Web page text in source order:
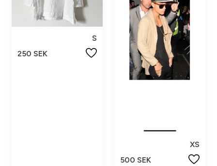
S
250 SEK
XS
500 SEK